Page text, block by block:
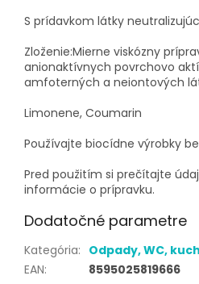
S prídavkom látky
Zloženie:Mierne viskózny
anionaktívnych povrchovo
amfoterných a neiontových
Limonene, Coumarin
Používajte biocídne výrobky
Pred použitím si prečítajte
informácie o prípravku.
Dodatočné parametre
Kategória: Odpady, WC,
EAN: 8595025819666